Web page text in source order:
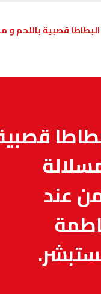
قصبية باللحم
عند